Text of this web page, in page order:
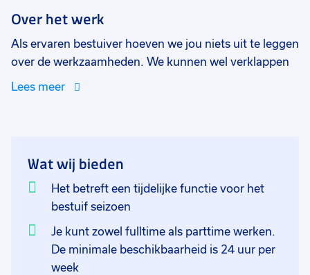
Over het werk
Als ervaren bestuiver hoeven we jou niets uit te leggen
over de werkzaamheden. We kunnen wel verklappen
dat je met een uniek gewas werkt. Dit gewas is
ingewerkt door het bestaande team van bestuivers
zodat je hierna zelfstandig aan de slag kunt. De
verwachting is dat de bestuivingswerkzaamheden tot
ongeveer oktober aanhouden, maar jij weet: niets is zo
onvoorspelbaar als de natuur. Bij goed functioneren
kan je volgend jaar weer aan de slag bij dit bedrijf. Er is
Lees meer
Wat wij bieden
Het betreft een tijdelijke functie voor het
bestuif seizoen
Je kunt zowel fulltime als parttime werken.
De minimale beschikbaarheid is 24 uur per
week